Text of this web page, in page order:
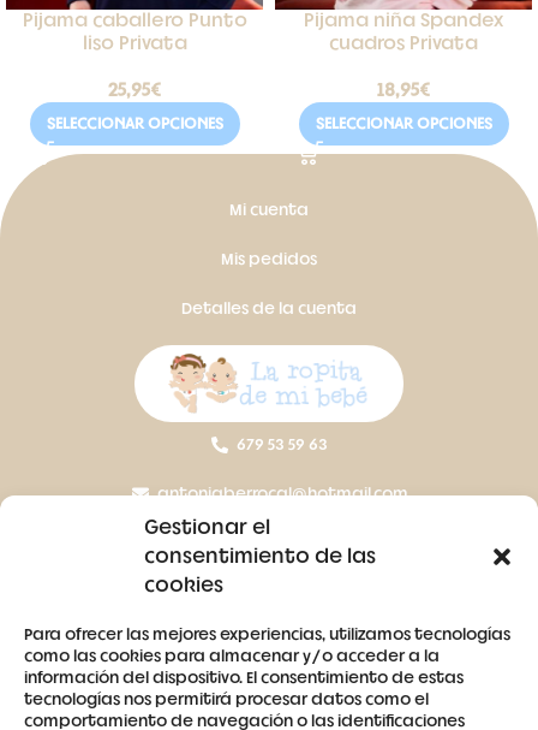
Gestionar el
consentimiento de las
cookies
Para ofrecer las mejores experiencias, utilizamos tecnologías
como las cookies para almacenar y/o acceder a la
información del dispositivo. El consentimiento de estas
tecnologías nos permitirá procesar datos como el
comportamiento de navegación o las identificaciones
Pijama caballero Punto
liso Privata
25,95€
SELECCIONAR OPCIONES
Pijama niña Spandex
cuadros Privata
18,95€
SELECCIONAR OPCIONES
Mi cuenta
Mis pedidos
Detalles de la cuenta
679 53 59 63
antoniaberrocal@hotmail.com